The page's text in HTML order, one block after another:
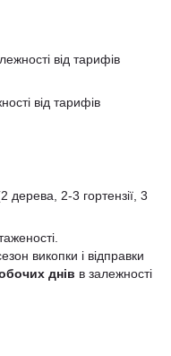
від тарифів
від тарифів
дерева, 2-3 гортензії, 3
викопки і відправки
днів в залежності